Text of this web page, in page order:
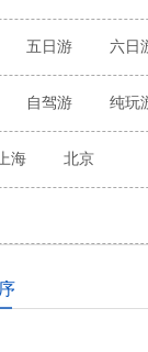
五日游 六日
自驾游 纯玩
海 北京